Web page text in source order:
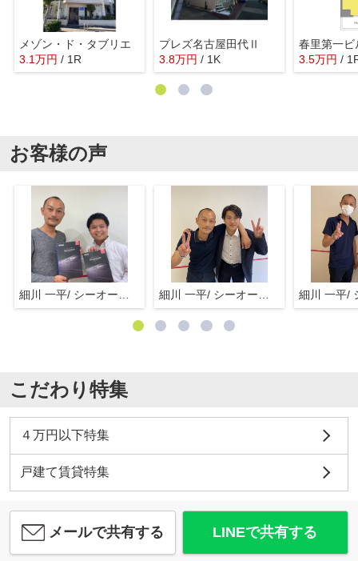
メゾン・ド・タブリエ
3.1万円 / 1R
プレズ名古屋田代Ⅱ
3.8万円 / 1K
春里第一ビ
3.5万円 /
お客様の声
こだわり特集
４万円以下特集
戸建て賃貸特集
メールで共有する LINEで共有する